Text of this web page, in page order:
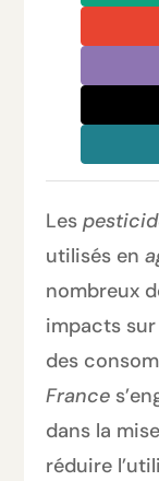
Les
utilisés en
nombreux
impacts sur
des
France
dans la
réduire